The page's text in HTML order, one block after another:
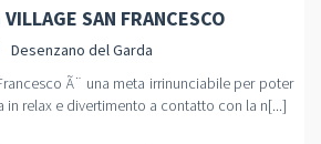
SAN FRANCESCO
Desenzano del Garda
Ã¨ una meta irrinunciabile per poter
in relax e divertimento a contatto con la n[...]